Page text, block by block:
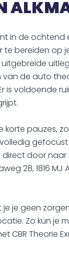
in de
bereiden op
de auto
is voldoende
pauzes,
gefocust
door naar
28, 1816 MJ
je je geen
Zo kun je
CBR Theorie